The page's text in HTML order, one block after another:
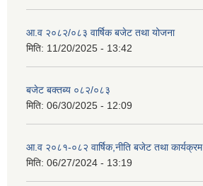
आ.व २०८२/०८३ वार्षिक बजेट तथा योजना
मिति: 11/20/2025 - 13:42
बजेट बक्तब्य ०८२/०८३
मिति: 06/30/2025 - 12:09
आ.व २०८१-०८२ वार्षिक,नीति बजेट तथा कार्यक्रम
मिति: 06/27/2024 - 13:19